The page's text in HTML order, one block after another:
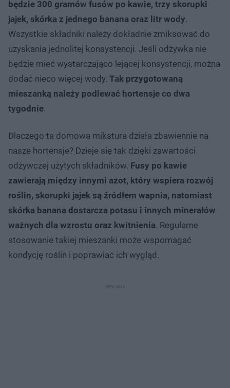
będzie 300 gramów fusów po kawie, trzy skorupki
jajek, skórka z jednego banana oraz litr wody.
Wszystkie składniki należy dokładnie zmiksować do
uzyskania jednolitej konsystencji. Jeśli odżywka nie
będzie mieć wystarczająco lejącej konsystencji, można
dodać nieco więcej wody. Tak przygotowaną
mieszanką należy podlewać hortensje co dwa
tygodnie.
Dlaczego ta domowa mikstura działa zbawiennie na
nasze hortensje? Dzieje się tak dzięki zawartości
odżywczej użytych składników. Fusy po kawie
zawierają między innymi azot, który wspiera rozwój
roślin, skorupki jajek są źródłem wapnia, natomiast
skórka banana dostarcza potasu i innych minerałów
ważnych dla wzrostu oraz kwitnienia. Regularne
stosowanie takiej mieszanki może wspomagać
kondycję roślin i poprawiać ich wygląd.